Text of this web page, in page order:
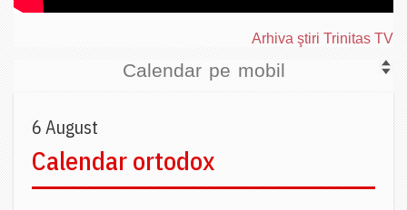
Arhiva ştiri Trinitas TV
Calendar pe mobil
6 August
Calendar ortodox